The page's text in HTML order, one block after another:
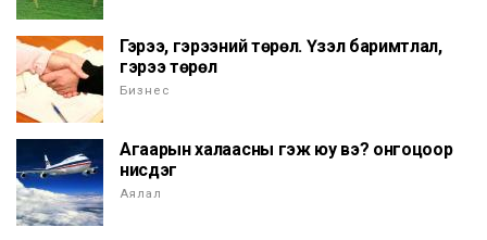
Гэрээ, гэрээний төрөл. Үзэл баримтлал,
гэрээ төрөл
Бизнес
Агаарын халаасны гэж юу вэ? онгоцоор
нисдэг
Аялал